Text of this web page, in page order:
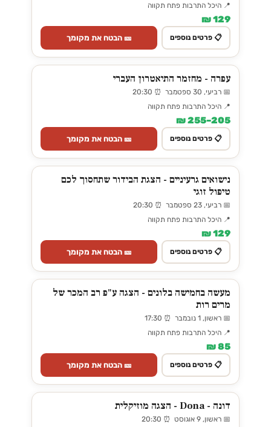
📍 היכל התרבות פתח תקווה
129 ₪
📋 פרטים נוספים 🎫 הבטח את מקומך
עפרה - מחזמר התיאטרון העברי
📅 רביעי, 30 ספטמבר ⏰ 20:30
📍 היכל התרבות פתח תקווה
205–255 ₪
📋 פרטים נוספים 🎫 הבטח את מקומך
נישואים גרעיניים - הצגת הבידור שתחסוך לכם
טיפול זוגי
📅 רביעי, 23 ספטמבר ⏰ 20:30
📍 היכל התרבות פתח תקווה
129 ₪
📋 פרטים נוספים 🎫 הבטח את מקומך
מעשה בחמישה בלונים - הצגה ע"פ רב המכר של
מרים רות
📅 ראשון, 1 נובמבר ⏰ 17:30
📍 היכל התרבות פתח תקווה
85 ₪
📋 פרטים נוספים 🎫 הבטח את מקומך
דונה - Dona - הצגה מוזיקלית
📅 ראשון, 9 אוגוסט ⏰ 20:30